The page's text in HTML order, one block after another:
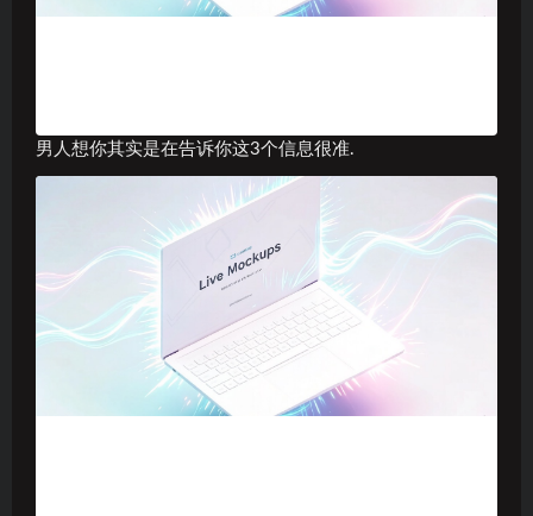
男人想你其实是在告诉你这3个信息很准.